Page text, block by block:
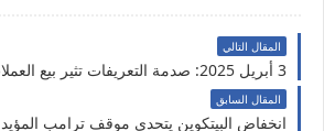
المقال التالي
المقال السابق